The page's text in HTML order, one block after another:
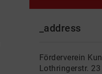
_address
Förderverein
Lothringerstr. 23